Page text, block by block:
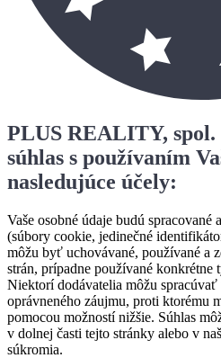
PLUS REALITY, spol.
súhlas s používaním
nasledujúce účely:
Vaše osobné údaje budú spracované
(súbory cookie, jedinečné
môžu byť uchovávané, používané a
strán, prípadne používané
Niektorí dodávatelia môžu spracúvať
oprávneného záujmu, proti ktorému
pomocou možností nižšie. Súhlas
v dolnej časti tejto stránky alebo v
súkromia.